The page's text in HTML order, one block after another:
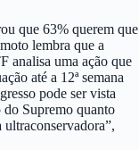
que 63% querem que
lembra que a
analisa uma ação que
até a 12ª semana
pode ser vista
do Supremo quanto